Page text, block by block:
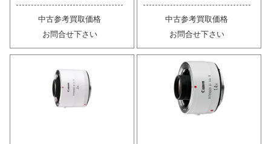
中古参考買取価格
お問合せ下さい
中古参考買取価格
お問合せ下さい